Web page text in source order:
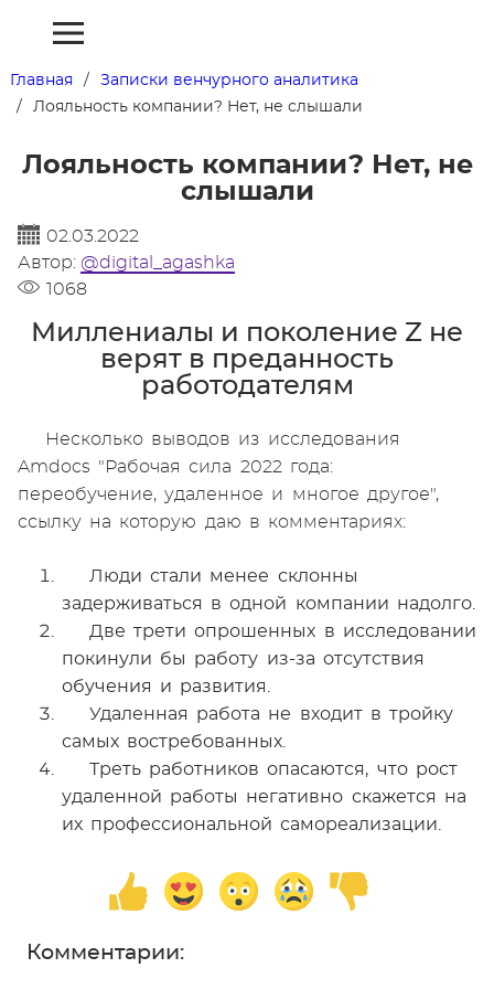
Главная
Записки венчурного аналитика
Лояльность компании? Нет, не слышали
Лояльность компании? Нет, не
слышали
02.03.2022
Автор: @digital_agashka
1068
Миллениалы и поколение Z не
верят в преданность
работодателям
Несколько выводов из исследования
Amdocs "Рабочая сила 2022 года:
переобучение, удаленное и многое другое",
ссылку на которую даю в комментариях:
Люди стали менее склонны
задерживаться в одной компании надолго.
Две трети опрошенных в исследовании
покинули бы работу из-за отсутствия
обучения и развития.
Удаленная работа не входит в тройку
самых востребованных.
Треть работников опасаются, что рост
удаленной работы негативно скажется на
их профессиональной самореализации.
Комментарии: